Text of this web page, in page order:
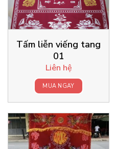
Tấm liễn viếng tang
01
Liên hệ
MUA NGAY